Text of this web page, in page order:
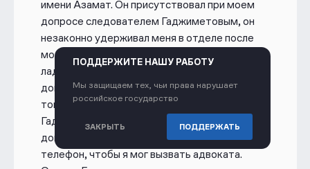
имени Азамат. Он присутствовал при моем
допросе следователем Гаджиметовым, он
незаконно удерживал меня в отделе после
моего допроса и снятия смывов с моих
ладоней. Также он присутствовал при моем
допросе следователем Махмудовым. После
того, как меня доставили к следователю
Гаджиметову, он сразу же приступил к моему
допросу, на что я попросил у него свой
телефон, чтобы я мог вызвать адвоката.
ПОДДЕРЖИТЕ НАШУ РАБОТУ
Мы защищаем тех, чьи права нарушает
российское государство
ЗАКРЫТЬ ПОДДЕРЖАТЬ